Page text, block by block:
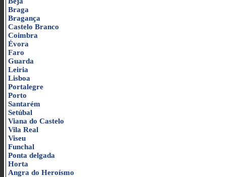
Braga
Bragança
Castelo Branco
Coimbra
Évora
Faro
Guarda
Leiria
Lisboa
Portalegre
Porto
Santarém
Setúbal
Viana do Castelo
Vila Real
Viseu
Funchal
Ponta delgada
Horta
Angra do Heroísmo